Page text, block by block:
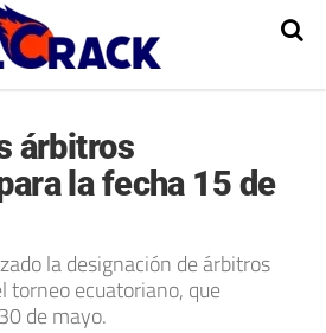
árbitros
la fecha 15 de
la designación de árbitros
torneo ecuatoriano, que
de mayo.